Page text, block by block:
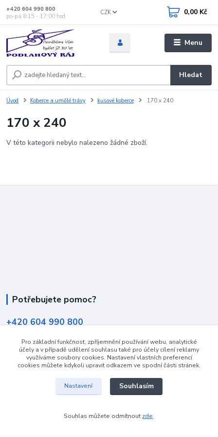
Menu
CZK
Hledat
+420 604 990 800
po-pá 8:15 - 17:00 hod
0,00 Kč
Úvod Koberce a umělé trávy kusové koberce 170 x 240
170 x 240
V této kategorii nebylo nalezeno žádné zboží.
Potřebujete pomoc?
+420 604 990 800
info@podlahovyraj.cz
Pro základní funkčnost, zpříjemnění používání webu, analytické
účely a v případě udělení souhlasu také pro účely cílení reklamy
využíváme soubory cookies. Nastavení vlastních preferencí
cookies můžete kdykoli upravit odkazem ve spodní části stránek.
Nastavení Souhlasím
Souhlas můžete odmítnout zde.